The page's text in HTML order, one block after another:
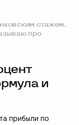
и
прибыли по
стажем.
про